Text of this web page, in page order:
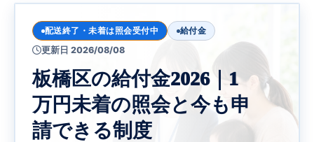
配送終了・未着は照会受付中
給付金
更新日 2026/08/08
板橋区の給付金2026｜1
万円未着の照会と今も申
請できる制度